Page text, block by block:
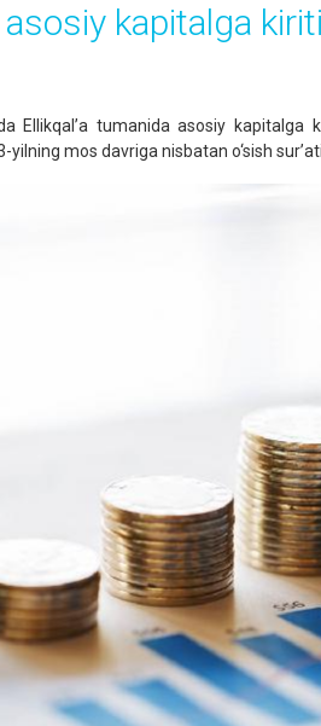
asosiy kapitalga
tumanida asosiy kapitalga
mos davriga nisbatan o‘sish